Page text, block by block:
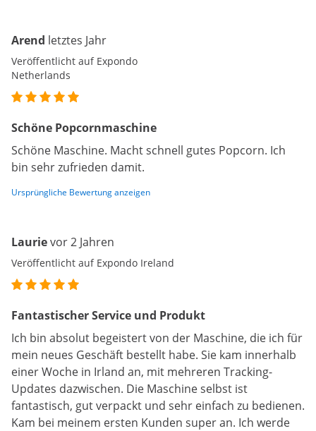
Arend letztes Jahr
Veröffentlicht auf Expondo
Netherlands
Schöne Popcornmaschine
Schöne Maschine. Macht schnell gutes Popcorn. Ich
bin sehr zufrieden damit.
Ursprüngliche Bewertung anzeigen
Laurievor 2 Jahren
Veröffentlicht auf Expondo Ireland
Fantastischer Service und Produkt
Ich bin absolut begeistert von der Maschine, die ich für
mein neues Geschäft bestellt habe. Sie kam innerhalb
einer Woche in Irland an, mit mehreren Tracking-
Updates dazwischen. Die Maschine selbst ist
fantastisch, gut verpackt und sehr einfach zu bedienen.
Kam bei meinem ersten Kunden super an. Ich werde